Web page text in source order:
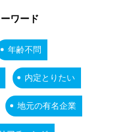
ワード
年齢不問
内定とりたい
地元の有名企業